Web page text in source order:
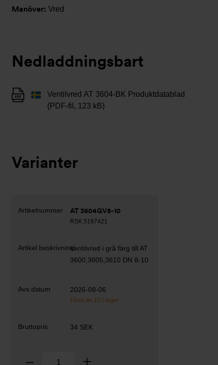
Manöver: Vred
Nedladdningsbart
Ventilvred AT 3604-BK Produktdatablad
(PDF-fil, 123 kB)
Varianter
AT 3604GV8-10
RSK 5197421
Ventilvred i grå färg till AT
3600,3605,3610 DN 8-10
2026-08-06
Färre än 10 i lager
34 SEK
Ta bort